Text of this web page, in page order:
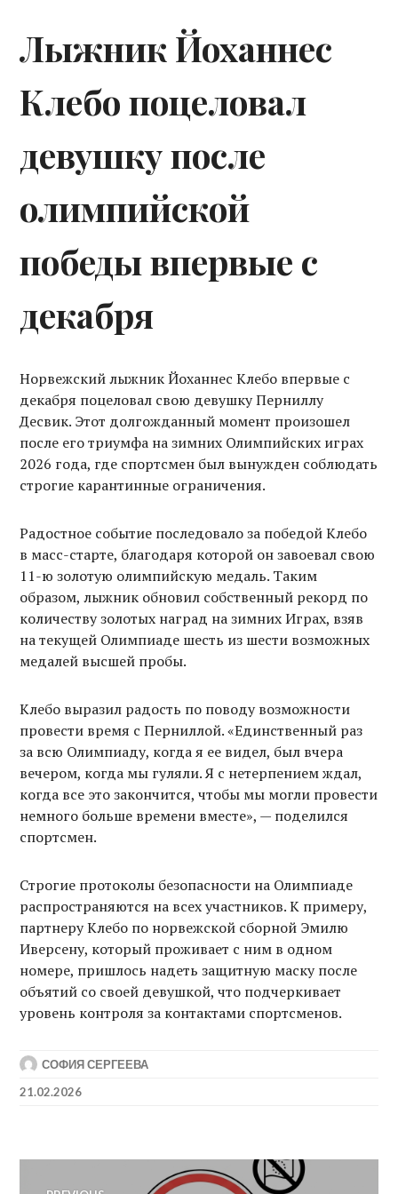
Лыжник Йоханнес
Клебо поцеловал
девушку после
олимпийской
победы впервые с
декабря
Норвежский лыжник Йоханнес Клебо впервые с
декабря поцеловал свою девушку Перниллу
Десвик. Этот долгожданный момент произошел
после его триумфа на зимних Олимпийских играх
2026 года, где спортсмен был вынужден соблюдать
строгие карантинные ограничения.
Радостное событие последовало за победой Клебо
в масс-старте, благодаря которой он завоевал свою
11-ю золотую олимпийскую медаль. Таким
образом, лыжник обновил собственный рекорд по
количеству золотых наград на зимних Играх, взяв
на текущей Олимпиаде шесть из шести возможных
медалей высшей пробы.
Клебо выразил радость по поводу возможности
провести время с Перниллой. «Единственный раз
за всю Олимпиаду, когда я ее видел, был вчера
вечером, когда мы гуляли. Я с нетерпением ждал,
когда все это закончится, чтобы мы могли провести
немного больше времени вместе», — поделился
спортсмен.
Строгие протоколы безопасности на Олимпиаде
распространяются на всех участников. К примеру,
партнеру Клебо по норвежской сборной Эмилю
Иверсену, который проживает с ним в одном
номере, пришлось надеть защитную маску после
объятий со своей девушкой, что подчеркивает
уровень контроля за контактами спортсменов.
СОФИЯ СЕРГЕЕВА
21.02.2026